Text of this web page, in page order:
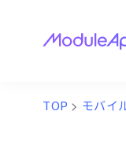
TOP > モバイ